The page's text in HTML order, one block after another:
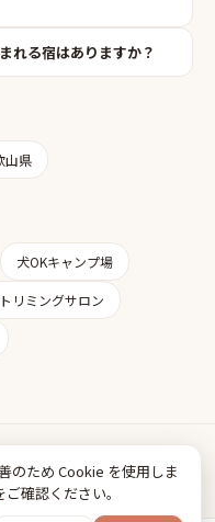
れる宿はありますか？
山県
犬OKキャンプ場
トリミングサロン
報のため Cookie を使用しま
ご確認ください。